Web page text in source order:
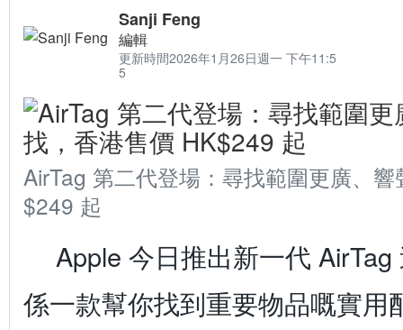
Sanji Feng
編輯
更新時間2026年1月26日週一 下午11:5
5
AirTag 第二代登場：尋找範圍更廣、
$249 起
Apple 今日推出新一代
係一款幫你找到重要物品嘅實用